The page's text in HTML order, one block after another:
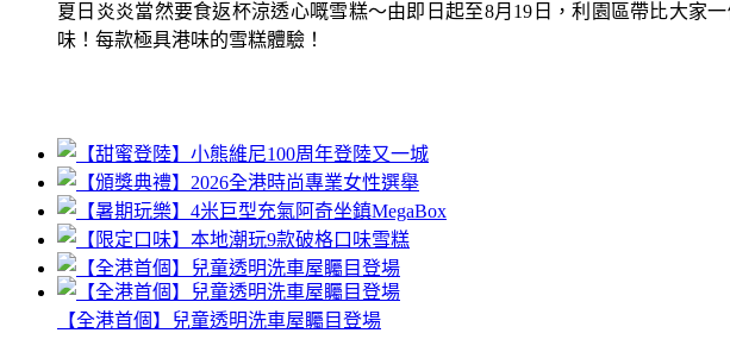
夏日炎炎當然要食返杯涼透心嘅雪糕～由即日起至8月19日，利園區帶比大家
味！每款極具港味的雪糕體驗！
【全港首個】兒童透明洗車屋矚目登場